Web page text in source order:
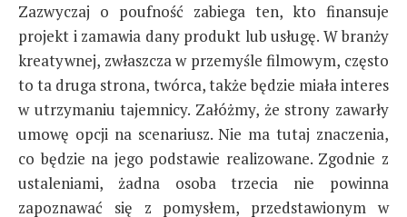
Zazwyczaj o poufność zabiega ten, kto finansuje
projekt i zamawia dany produkt lub usługę. W branży
kreatywnej, zwłaszcza w przemyśle filmowym, często
to ta druga strona, twórca, także będzie miała interes
w utrzymaniu tajemnicy. Załóżmy, że strony zawarły
umowę opcji na scenariusz. Nie ma tutaj znaczenia,
co będzie na jego podstawie realizowane. Zgodnie z
ustaleniami, żadna osoba trzecia nie powinna
zapoznawać się z pomysłem, przedstawionym w